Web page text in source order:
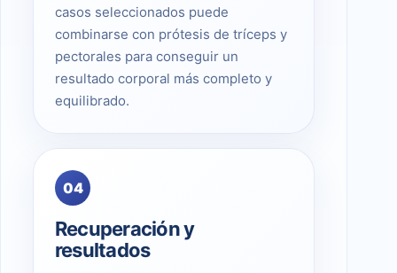
casos seleccionados puede
combinarse con prótesis de tríceps y
pectorales para conseguir un
resultado corporal más completo y
equilibrado.
04
Recuperación y
resultados